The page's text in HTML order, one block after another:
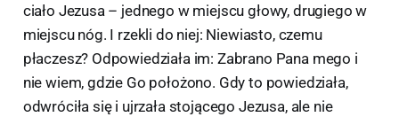
ciało Jezusa – jednego w miejscu głowy, drugiego w
miejscu nóg. I rzekli do niej: Niewiasto, czemu
płaczesz? Odpowiedziała im: Zabrano Pana mego i
nie wiem, gdzie Go położono. Gdy to powiedziała,
odwróciła się i ujrzała stojącego Jezusa, ale nie